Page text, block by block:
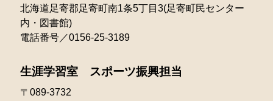
北海道足寄郡足寄町南1条5丁目3(足寄町民センター
内・図書館)
電話番号／0156-25-3189
生涯学習室 スポーツ振興担当
〒089-3732